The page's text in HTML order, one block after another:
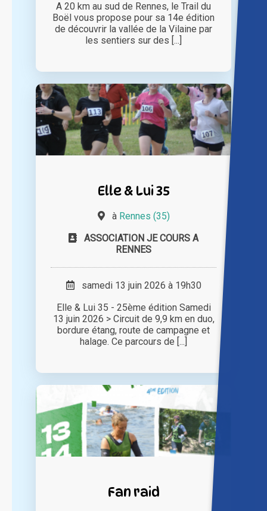
A 20 km au sud de Rennes, le Trail du
Boël vous propose pour sa 14e édition
de découvrir la vallée de la Vilaine par
les sentiers sur des [...]
Elle & Lui 35
à Rennes (35)
ASSOCIATION JE COURS A
RENNES
samedi 13 juin 2026 à 19h30
Elle & Lui 35 - 25ème édition Samedi
13 juin 2026 > Circuit de 9,9 km en duo,
bordure étang, route de campagne et
halage. Ce parcours de [...]
Fan raid